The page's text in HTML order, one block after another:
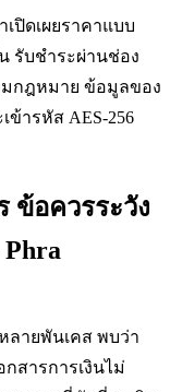
ปิดเผยราคาแบบ
รับชำระผ่านช่อง
มกฎหมาย ข้อมูลของ
ข้ารหัส AES-256
ข้อควรระวัง
หลายพันเคส พบว่า
สารการเงินไม่